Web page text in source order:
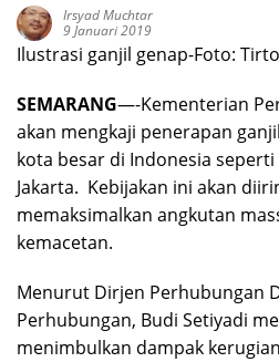
Irsyad Muchtar
9 Januari 2019
Ilustrasi ganjil genap-Foto:
SEMARANG—-Kementerian
akan mengkaji penerapan
kota besar di Indonesia
Jakarta. Kebijakan ini akan
memaksimalkan angkutan
kemacetan.
Menurut Dirjen Perhubungan
Perhubungan, Budi Setiyadi
menimbulkan dampak